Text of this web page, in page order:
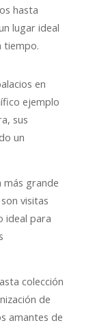
hasta
lugar ideal
tiempo.
en
ejemplo
sus
un
más grande
visitas
ideal para
colección
de
amantes de